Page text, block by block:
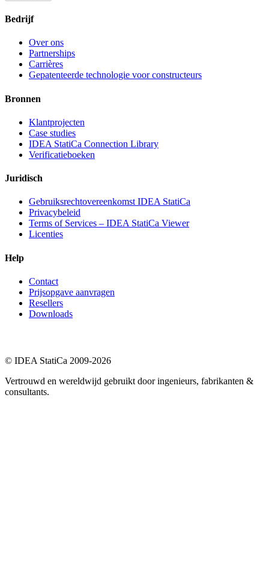
Bedrijf
Over ons
Partnerships
Carrières
Gepatenteerde technologie voor constructeurs
Bronnen
Klantprojecten
Case studies
IDEA StatiCa Connection Library
Verificatieboeken
Juridisch
Gebruiksrechtovereenkomst IDEA StatiCa
Privacybeleid
Terms of Services – IDEA StatiCa Viewer
Licenties
Help
Contact
Prijsopgave aanvragen
Resellers
Downloads
© IDEA StatiCa 2009-2026
Vertrouwd en wereldwijd gebruikt door ingenieurs, fabrikanten &
consultants.